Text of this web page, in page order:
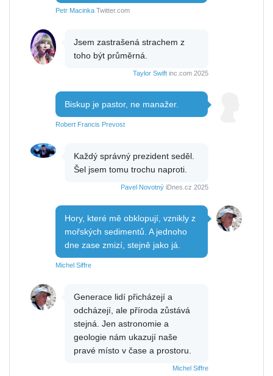
Petr Macinka Twitter.com
Jsem zastrašená strachem z
toho být průměrná.
Taylor Swift inc.com 2025
Biskup je pastor, ne manažer.
Robert Francis Prevost
Každý správný prezident seděl.
Šel jsem tomu trochu naproti.
Pavel Novotný iDnes.cz 2025
Hory, které mě obklopují, vznikly z
mořských sedimentů. A jednoho
dne zase zmizí, stejně jako já.
Michel Siffre
Generace lidí přicházejí a
odcházejí, ale příroda zůstává
stejná. Jen astronomie a
geologie nám ukazují naše
pravé místo v čase a prostoru.
Michel Siffre